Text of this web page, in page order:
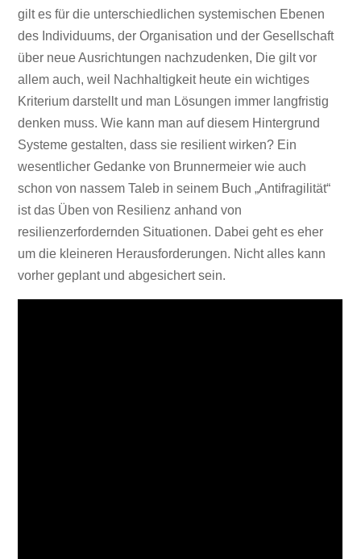
gilt es für die unterschiedlichen systemischen Ebenen
des Individuums, der Organisation und der Gesellschaft
über neue Ausrichtungen nachzudenken, Die gilt vor
allem auch, weil Nachhaltigkeit heute ein wichtiges
Kriterium darstellt und man Lösungen immer langfristig
denken muss. Wie kann man auf diesem Hintergrund
Systeme gestalten, dass sie resilient wirken? Ein
wesentlicher Gedanke von Brunnermeier wie auch
schon von nassem Taleb in seinem Buch „Antifragilität“
ist das Üben von Resilienz anhand von
resilienzerfordernden Situationen. Dabei geht es eher
um die kleineren Herausforderungen. Nicht alles kann
vorher geplant und abgesichert sein.